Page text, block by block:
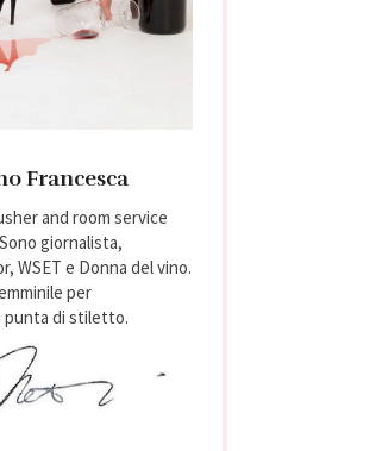
Francesca
and room service
giornalista,
WSET e Donna del vino.
per
punta di stiletto.